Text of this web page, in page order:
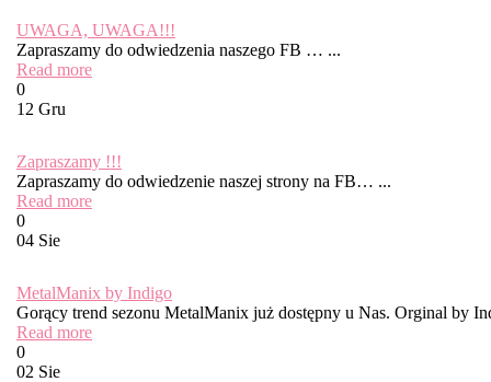
UWAGA, UWAGA!!!
Zapraszamy do odwiedzenia naszego FB … ...
Read more
0
12 Gru
Zapraszamy !!!
Zapraszamy do odwiedzenie naszej strony na FB… ...
Read more
0
04 Sie
MetalManix by Indigo
Gorący trend sezonu MetalManix już dostępny u Nas. Orginal by
Read more
0
02 Sie